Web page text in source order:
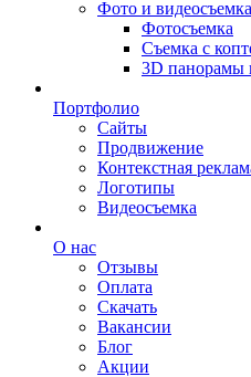
Фото и видеосъемка
Фотосъемка
Съемка с
3D панорамы
Портфолио
Сайты
Продвижение
Контекстная
Логотипы
Видеосъемка
О нас
Отзывы
Оплата
Скачать
Вакансии
Блог
Акции